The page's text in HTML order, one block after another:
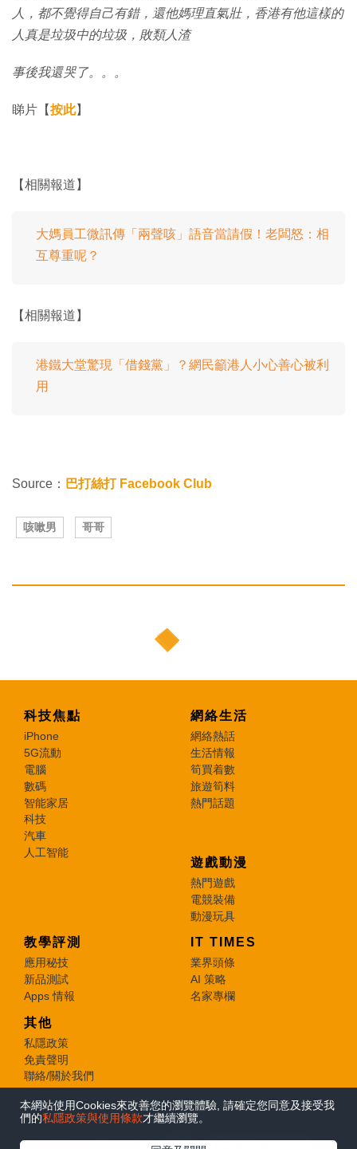
本網站使用Cookies來改善您的瀏覽體驗, 請確定您同意及接受我
們的私隱政策與使用條款才繼續瀏覽。
人，都不覺得自己有錯，還他媽理直氣壯，香港有他這樣的
人真是垃圾中的垃圾，敗類人渣
事後我還哭了。。。
睇片【按此】
【相關報道】
大媽員工微訊傳「兩聲咳」語音當請假！老闆怒：相
互尊重呢？
【相關報道】
港鐵大堂驚現「借錢黨」？網民籲港人小心善心被利
用
Source： 巴打絲打 Facebook Club
咳嗽男 哥哥
科技焦點
iPhone
5G流動
電腦
數碼
智能家居
科技
汽車
人工智能
網絡生活
網絡熱話
生活情報
筍買着數
旅遊筍料
熱門話題
遊戲動漫
熱門遊戲
電競裝備
動漫玩具
教學評測
應用秘技
新品測試
Apps 情報
IT TIMES
業界頭條
AI 策略
名家專欄
其他
私隱政策
免責聲明
聯絡/關於我們
© 2026 e-zone. All Rights Reserved.